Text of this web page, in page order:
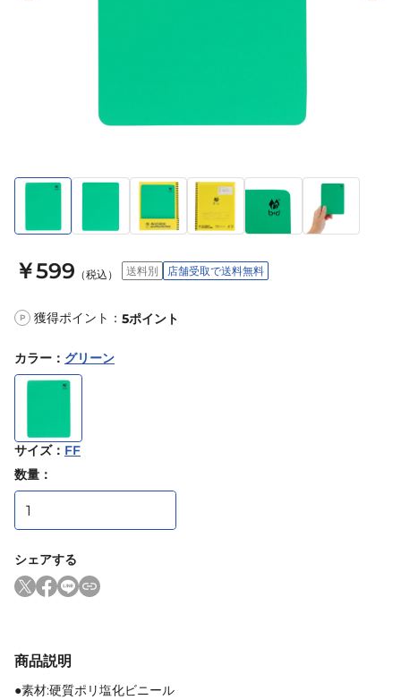
￥599 （税込） 送料別 店舗受取で送料無料
P 獲得ポイント： 5ポイント
カラー ： グリーン
サイズ： FF
数量：
シェアする
商品説明
●素材:硬質ポリ塩化ビニール